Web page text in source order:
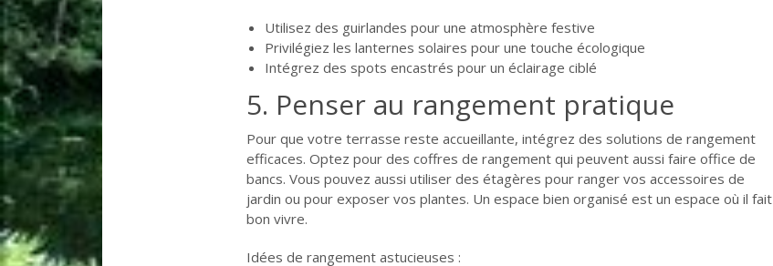
Utilisez des guirlandes pour une atmosphère festive
Privilégiez les lanternes solaires pour une touche écologique
Intégrez des spots encastrés pour un éclairage ciblé
5. Penser au rangement pratique
Pour que votre terrasse reste accueillante, intégrez des solutions de rangement
efficaces. Optez pour des coffres de rangement qui peuvent aussi faire office de
bancs. Vous pouvez aussi utiliser des étagères pour ranger vos accessoires de
jardin ou pour exposer vos plantes. Un espace bien organisé est un espace où il fait
bon vivre.
Idées de rangement astucieuses :